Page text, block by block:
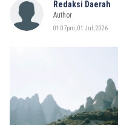
Redaksi Daerah
Author
01:07pm, 01 Jul, 2026